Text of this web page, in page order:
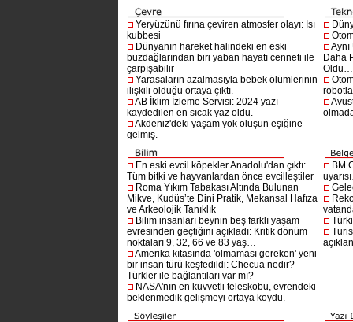
Yeryüzünü fırına çeviren atmosfer olayı: Isı
kubbesi
Dünyanın hareket halindeki en eski
buzdağlarından biri yaban hayatı cenneti ile
çarpışabilir
Yarasaların azalmasıyla bebek ölümlerinin
ilişkili olduğu ortaya çıktı.
AB İklim İzleme Servisi: 2024 yazı
kaydedilen en sıcak yaz oldu.
Akdeniz'deki yaşam yok oluşun eşiğine
gelmiş.
Daha
Oldu…
En eski evcil köpekler Anadolu'dan çıktı:
Tüm bitki ve hayvanlardan önce evcilleştiler
Roma Yıkım Tabakası Altında Bulunan
Mikve, Kudüs’te Dini Pratik, Mekansal Hafıza
ve Arkeolojik Tanıklık
Bilim insanları beynin beş farklı yaşam
evresinden geçtiğini açıkladı: Kritik dönüm
noktaları 9, 32, 66 ve 83 yaş…
Amerika kıtasında 'olmaması gereken' yeni
bir insan türü keşfedildi: Checua nedir?
Türkler ile bağlantıları var mı?
NASA'nın en kuvvetli teleskobu, evrendeki
beklenmedik gelişmeyi ortaya koydu.
BM